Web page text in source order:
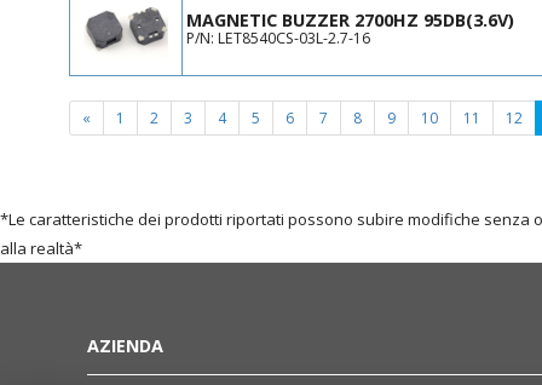
Ø17 H7
Ø20 H0.22
Ø23 H18
Ø24 H9.5
Ø27 H0.47
MAGNETIC BUZZER 2700HZ 95DB(3.6V)
P/N: LET8540CS-03L-2.7-16
« 1 2 3 4 5 6 7 8 9 10 11 12
*Le caratteristiche dei prodotti riportati possono subire modifiche
alla realtà*
AZIENDA